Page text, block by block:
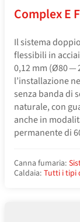
Complex E
Il sistema
flessibili in
0,12 mm (Ø80 —
l’installazione
senza banda di
naturale, con
anche in
permanente di
Canna fumaria:
Caldaia: Tutti i tipi